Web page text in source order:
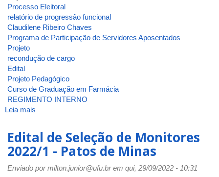
Processo Eleitoral
relatório de progressão funcional
Claudilene Ribeiro Chaves
Programa de Participação de Servidores Aposentados
Projeto
recondução de cargo
Edital
Projeto Pedagógico
Curso de Graduação em Farmácia
REGIMENTO INTERNO
Leia mais
DA
9ª
REUNIÃO
DE
Edital de Seleção de Monitores
2022/1 - Patos de Minas
Enviado pormilton.junior@ufu.brem qui, 29/09/2022 - 10:31